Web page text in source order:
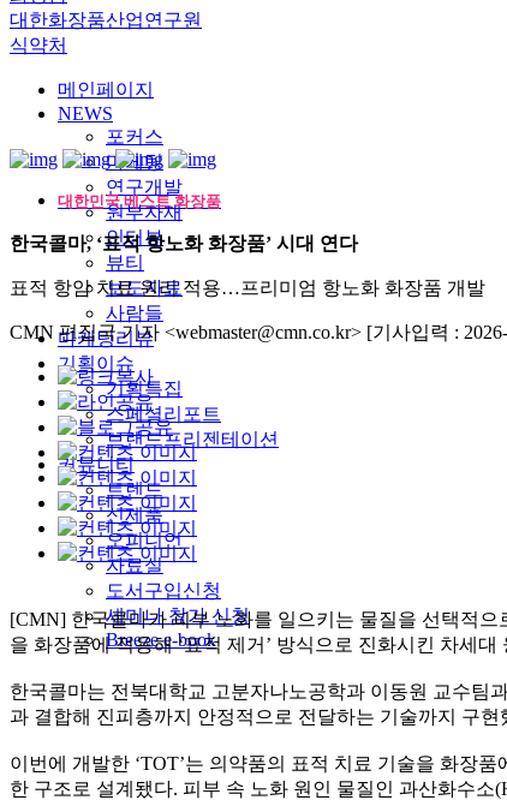
대한화장품산업연구원
식약처
메인페이지
NEWS
포커스
마케팅
연구개발
원부자재
인터뷰
뷰티
보도자료
사람들
마케팅리뷰
기획이슈
기획특집
스페셜리포트
브랜드프리젠테이션
커뮤니티
트렌드
신제품
오피니언
자료실
도서구입신청
세미나 참가 신청
Breeze e-book
대한민국 베스트 화장품
한국콜마, ‘표적 항노화 화장품’ 시대 연다
표적 항암 치료 원리 적용…프리미엄 항노화 화장품 개발
CMN 편집국 기자 <webmaster@cmn.co.kr> [기사입력 :
[CMN] 한국콜마가 피부 노화를 일으키는 물질을 선택적으
을 화장품에 적용해 ‘표적 제거’ 방식으로 진화시킨 차세대
한국콜마는 전북대학교 고분자나노공학과 이동원 교수팀
과 결합해 진피층까지 안정적으로 전달하는 기술까지 구현
이번에 개발한 ‘TOT’는 의약품의 표적 치료 기술을 화장
한 구조로 설계됐다. 피부 속 노화 원인 물질인 과산화수소